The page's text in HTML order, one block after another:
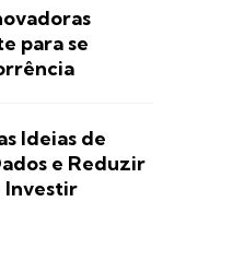
para se
Ideias de
e Reduzir
Investir